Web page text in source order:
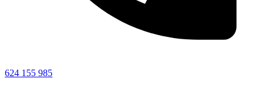
624 155 985